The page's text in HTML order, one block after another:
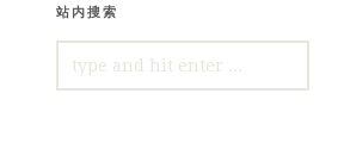
站内搜索
FOR: